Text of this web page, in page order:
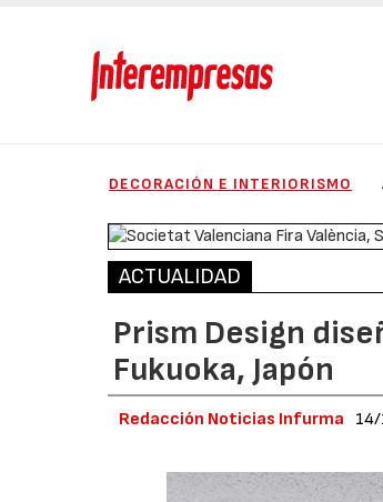
DECORACIÓN E INTERIORISMO
ACTUALIDAD
Prism Design
Fukuoka, Japón
Redacción Noticias Infurma